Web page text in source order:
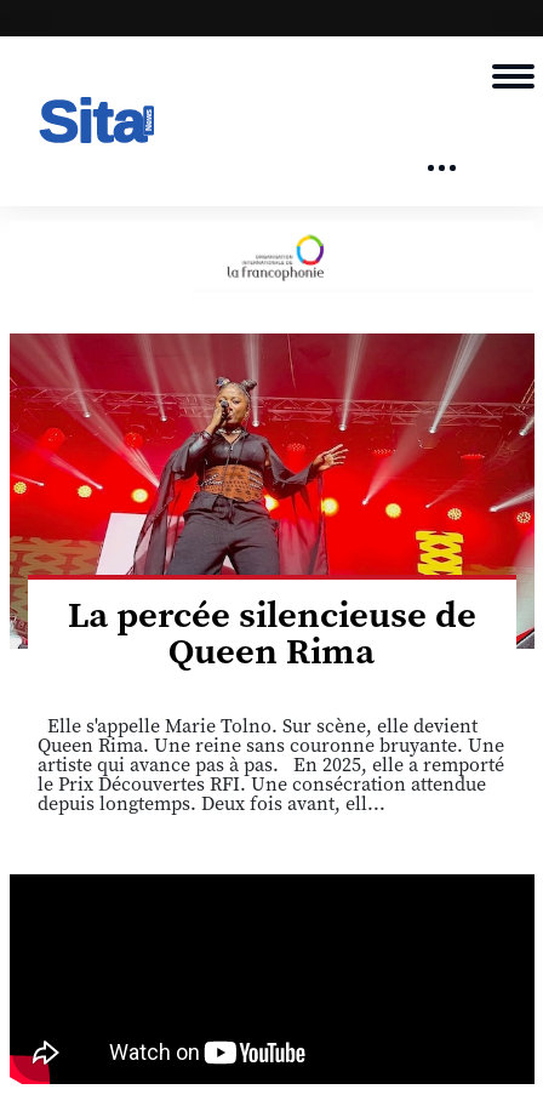
La percée silencieuse de
Queen Rima
Elle s'appelle Marie Tolno. Sur scène, elle devient
Queen Rima. Une reine sans couronne bruyante. Une
artiste qui avance pas à pas. En 2025, elle a remporté
le Prix Découvertes RFI. Une consécration attendue
depuis longtemps. Deux fois avant, ell...